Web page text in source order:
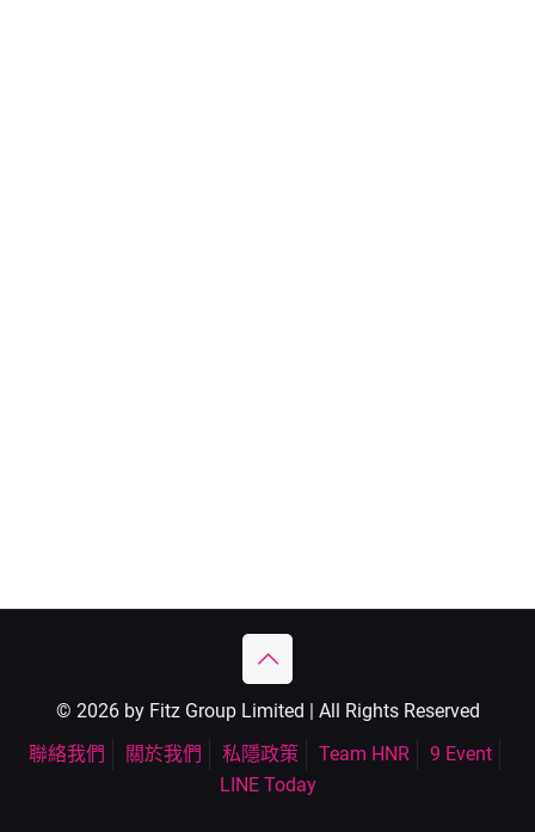
© 2026 by Fitz Group Limited | All Rights Reserved
聯絡我們
關於我們 私隱政策 Team HNR
9 Event
LINE Today